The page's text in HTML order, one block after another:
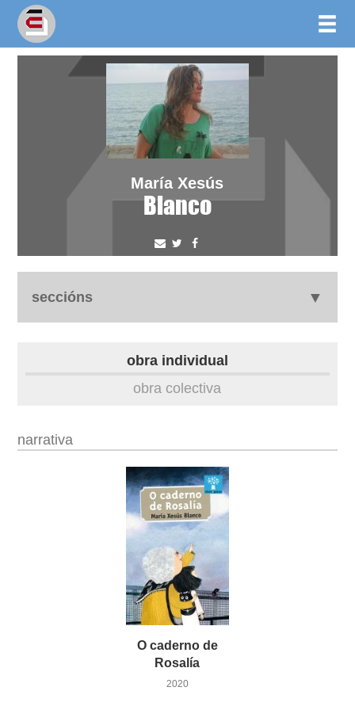
María Xesús
Blanco
seccións
outros docs
obra individual
obra colectiva
narrativa
O caderno de
Rosalía
2020